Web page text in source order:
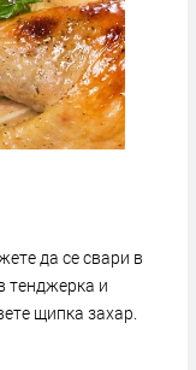
да се свари в
тенджерка и
щипка захар.